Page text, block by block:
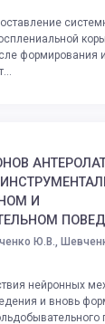
формирования
И
Ю.В.,
нейронных
и вновь